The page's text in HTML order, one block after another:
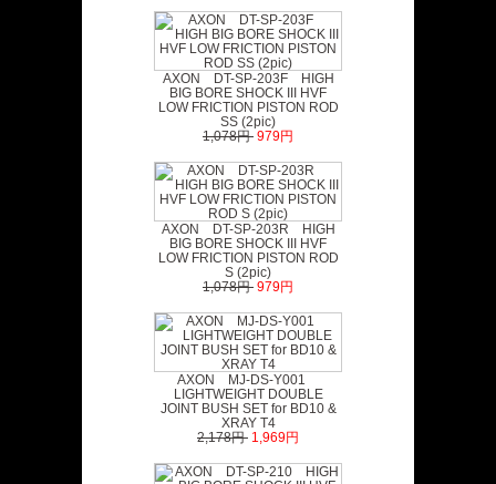
AXON DT-SP-203F HIGH
BIG BORE SHOCK III HVF
LOW FRICTION PISTON ROD
SS (2pic)
1,078円 979円
AXON DT-SP-203R HIGH
BIG BORE SHOCK III HVF
LOW FRICTION PISTON ROD
S (2pic)
1,078円 979円
AXON MJ-DS-Y001
LIGHTWEIGHT DOUBLE
JOINT BUSH SET for BD10 &
XRAY T4
2,178円 1,969円